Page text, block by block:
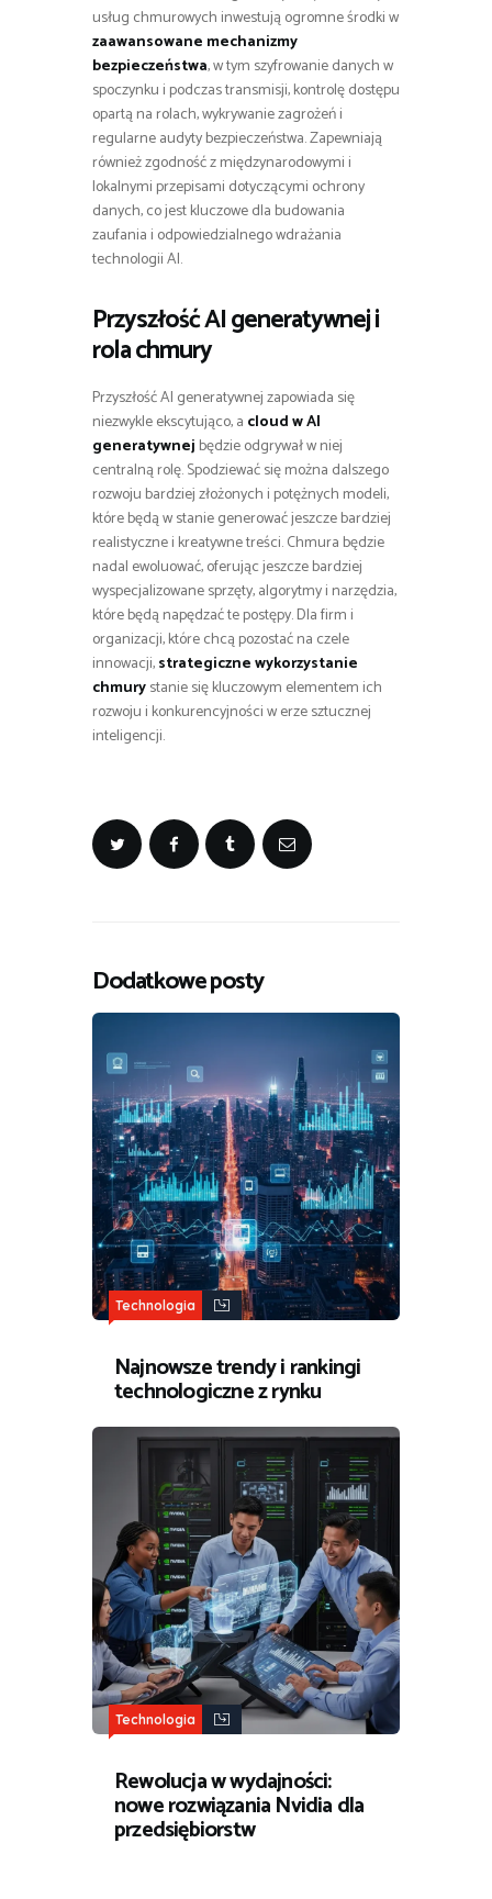
usług chmurowych inwestują ogromne środki w
zaawansowane mechanizmy
bezpieczeństwa, w tym szyfrowanie danych w
spoczynku i podczas transmisji, kontrolę dostępu
opartą na rolach, wykrywanie zagrożeń i
regularne audyty bezpieczeństwa. Zapewniają
również zgodność z międzynarodowymi i
lokalnymi przepisami dotyczącymi ochrony
danych, co jest kluczowe dla budowania
zaufania i odpowiedzialnego wdrażania
technologii AI.
Przyszłość AI generatywnej i
rola chmury
Przyszłość AI generatywnej zapowiada się
niezwykle ekscytująco, a cloud w AI
generatywnej będzie odgrywał w niej
centralną rolę. Spodziewać się można dalszego
rozwoju bardziej złożonych i potężnych modeli,
które będą w stanie generować jeszcze bardziej
realistyczne i kreatywne treści. Chmura będzie
nadal ewoluować, oferując jeszcze bardziej
wyspecjalizowane sprzęty, algorytmy i narzędzia,
które będą napędzać te postępy. Dla firm i
organizacji, które chcą pozostać na czele
innowacji,strategiczne wykorzystanie
chmurystanie się kluczowym elementem ich
rozwoju i konkurencyjności w erze sztucznej
inteligencji.
Dodatkowe posty
Technologia
Najnowsze trendy i rankingi
technologiczne z rynku
Technologia
Rewolucja w wydajności:
nowe rozwiązania Nvidia dla
przedsiębiorstw